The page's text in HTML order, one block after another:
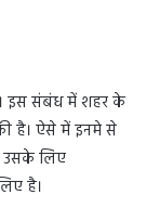
इस संबंध में शहर के
है। ऐसे में इनमे से
उसके लिए
है।